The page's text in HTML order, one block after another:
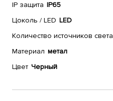
IP защита IP65
Цоколь / LED LED
Количество источников света
Материал метал
Цвет Черный